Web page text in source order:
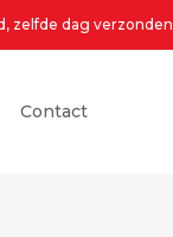
zelfde dag verzonden
Contact